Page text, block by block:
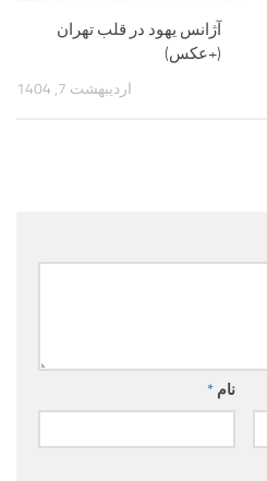
آژانس یهود در قلب تهران
(+عکس)
اردیبهشت 7, 1404
نام *